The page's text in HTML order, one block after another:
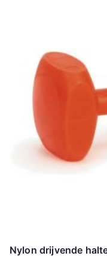
Nylon drijvende